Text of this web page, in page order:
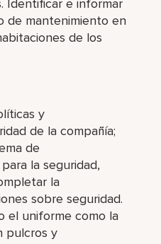
Identificar e informar
de mantenimiento en
de los
y
de la compañía;
de
la seguridad,
la
sobre seguridad.
el uniforme como la
pulcros y